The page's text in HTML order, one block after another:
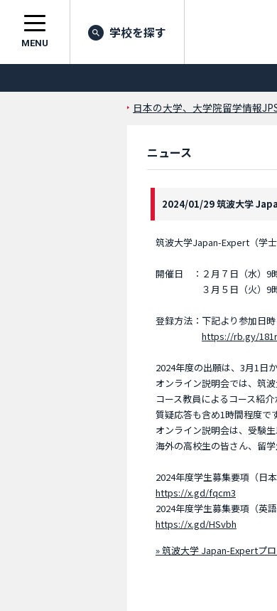
MENU
学校を探す
日本の大学、大学院留学情報
ニュース
2024/01/29 筑波大学
筑波大学Japan-Expert（学
開催日 ：２月７日（水）9
３月５日（火）9時～
登録方法：下記より参加日
https://rb.gy/
2024年度の出願は、3月1日
オンライン説明会では、筑
コース教員によるコース紹
質疑応答も含め1時間程度です
オンライン説明会は、受験
海外の高校生の皆さん、留
2024年度学生募集要項（日本
https://x.gd/fqcm3
2024年度学生募集要項（英語
https://x.gd/HSvbh
» 筑波大学 Japan-Expertプ